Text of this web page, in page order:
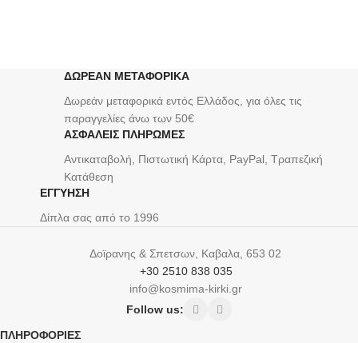
ΔΩΡΕΑΝ ΜΕΤΑΦΟΡΙΚΑ
Δωρεάν μεταφορικά εντός Ελλάδος, για όλες τις
παραγγελίες άνω των 50€
ΑΣΦΑΛΕΙΣ ΠΛΗΡΩΜΕΣ
Αντικαταβολή, Πιστωτική Κάρτα, PayPal, Τραπεζική
Kατάθεση
ΕΓΓΥΗΣΗ
Δίπλα σας από το 1996
Δοϊρανης & Σπετσων, Καβαλα, 653 02
+30 2510 838 035
info@kosmima-kirki.gr
Follow us:
ΠΛΗΡΟΦΟΡΙΕΣ